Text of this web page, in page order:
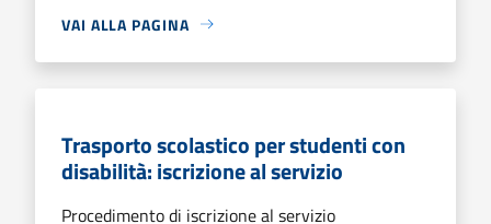
VAI ALLA PAGINA
Trasporto scolastico per studenti con
disabilità: iscrizione al servizio
Procedimento di iscrizione al servizio